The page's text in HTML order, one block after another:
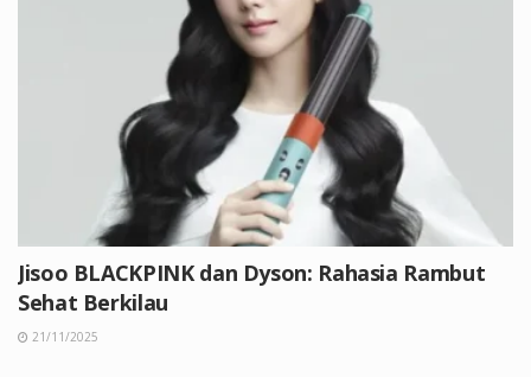
Jisoo BLACKPINK dan Dyson: Rahasia Rambut
Sehat Berkilau
21/11/2025